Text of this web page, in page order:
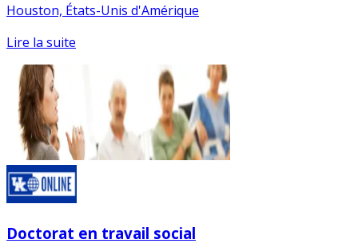
Houston, États-Unis d'Amérique
Lire la suite
Doctorat en travail social